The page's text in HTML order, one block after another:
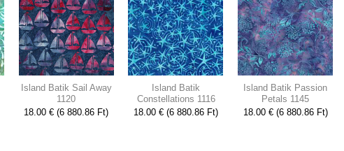
Island Batik Sail Away
1120
18.00 € (6 880.86 Ft)
Island Batik
Constellations 1116
18.00 € (6 880.86 Ft)
Island Batik Passion
Petals 1145
18.00 € (6 880.86 Ft)